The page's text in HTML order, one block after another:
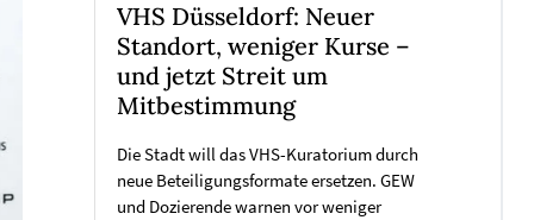
VHS Düsseldorf: Neuer
Standort, weniger Kurse –
und jetzt Streit um
Mitbestimmung
Die Stadt will das VHS-Kuratorium durch
neue Beteiligungsformate ersetzen. GEW
und Dozierende warnen vor weniger